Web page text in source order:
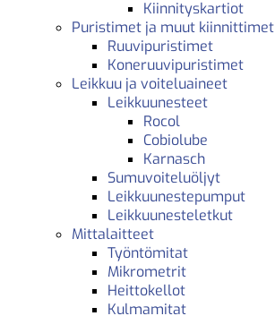
Kiinnityskartiot
Puristimet ja muut kiinnittimet
Ruuvipuristimet
Koneruuvipuristimet
Leikkuu ja voiteluaineet
Leikkuunesteet
Rocol
Cobiolube
Karnasch
Sumuvoiteluöljyt
Leikkuunestepumput
Leikkuunesteletkut
Mittalaitteet
Työntömitat
Mikrometrit
Heittokellot
Kulmamitat